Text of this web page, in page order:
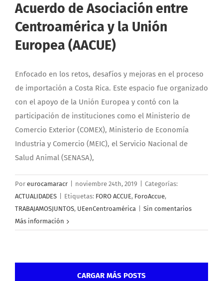
Acuerdo de Asociación entre
Centroamérica y la Unión
Europea (AACUE)
Enfocado en los retos, desafíos y mejoras en el proceso
de importación a Costa Rica. Este espacio fue organizado
con el apoyo de la Unión Europea y contó con la
participación de instituciones como el Ministerio de
Comercio Exterior (COMEX), Ministerio de Economía
Industria y Comercio (MEIC), el Servicio Nacional de
Salud Animal (SENASA),
Por eurocamaracr noviembre 24th, 2019
Categorías:
ACTUALIDADES
Etiquetas: FORO ACCUE, ForoAccue,
TRABAJAMOSJUNTOS, UEenCentroamérica
Sin comentarios
Más información
CARGAR MÁS POSTS